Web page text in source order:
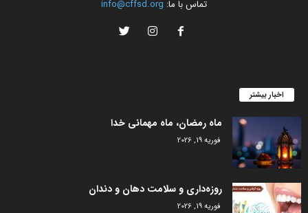
تماس با ما: info@cffsd.org
اخبار بیشتر
ماه رمضان، ماه مهمانی خدا
فوریه 19, 2026
روزه‌داری و سلامت دهان و دندان
فوریه 19, 2026